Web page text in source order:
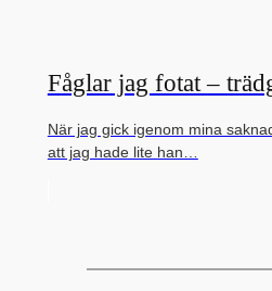
Fåglar jag fotat –
När jag gick igenom mina
att jag hade lite han…